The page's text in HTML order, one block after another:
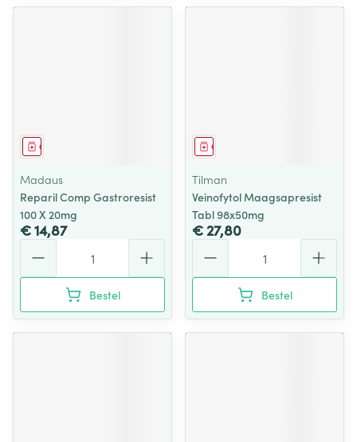
Geneesmiddel
Madaus
Reparil Comp Gastroresist
100 X 20mg
€ 14,87
Bestel
Geneesmiddel
Tilman
Veinofytol Maagsapresist
Tabl 98x50mg
€ 27,80
Bestel